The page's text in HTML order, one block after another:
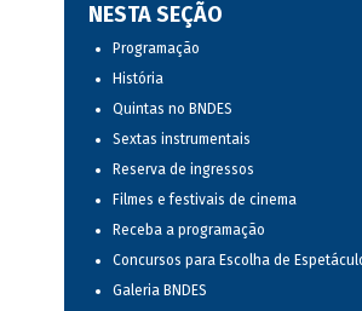
NESTA SEÇÃO
Programação
História
Quintas no BNDES
Sextas instrumentais
Reserva de ingressos
Filmes e festivais de cinema
Receba a programação
Concursos para Escolha de
Galeria BNDES